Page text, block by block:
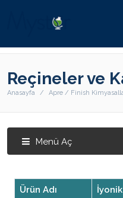
Reçineler ve
Anasayfa Apre / Finish
Menü Aç
Ürün Adı